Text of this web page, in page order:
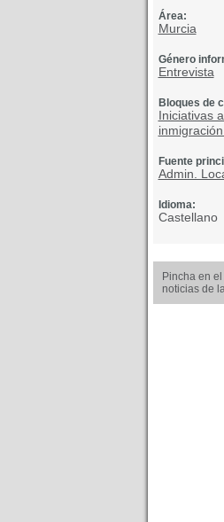
Área:
Murcia
Género
Entrevista
Bloques de
Iniciativas
Fuente
Admin.
Idioma:
Castellano
Pincha en
noticias de